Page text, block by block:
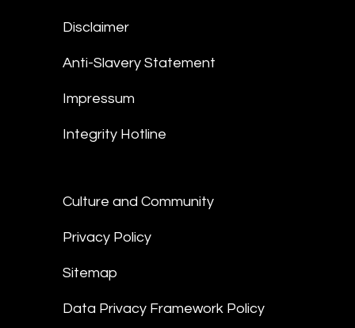
Disclaimer
Anti-Slavery Statement
Impressum
Integrity Hotline
Culture and Community
Privacy Policy
Sitemap
Data Privacy Framework Policy